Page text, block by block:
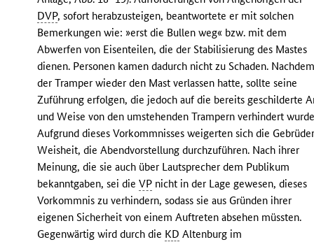
DVP, sofort herabzusteigen, beantwortete er mit solchen
Bemerkungen wie: »erst die Bullen weg« bzw. mit dem
Abwerfen von Eisenteilen, die der Stabilisierung des Mastes
dienen. Personen kamen dadurch nicht zu Schaden.
der Tramper wieder den Mast verlassen hatte, sollte seine
Zuführung erfolgen, die jedoch auf die bereits geschilderte
und Weise von den umstehenden Trampern verhindert
Aufgrund dieses Vorkommnisses weigerten sich die
Weisheit, die Abendvorstellung durchzuführen. Nach ihrer
Meinung, die sie auch über Lautsprecher dem Publikum
bekanntgaben, sei dieVP nicht in der Lage gewesen, dieses
Vorkommnis zu verhindern, sodass sie aus Gründen ihrer
eigenen Sicherheit von einem Auftreten absehen müssten.
Gegenwärtig wird durch die KD Altenburg im